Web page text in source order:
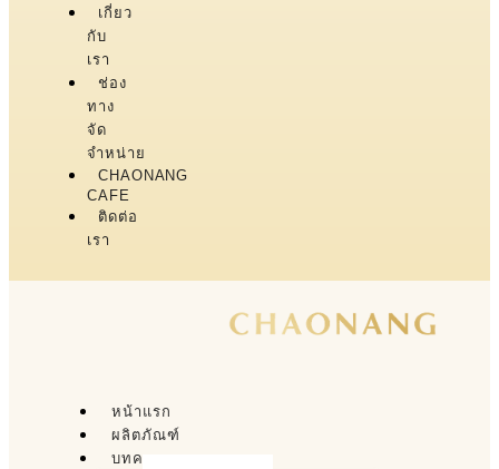
เกี่ยว
กับ
เรา
ช่อง
ทาง
จัด
จำหน่าย
CHAONANG
CAFE
ติดต่อ
เรา
หน้าแรก
ผลิตภัณฑ์
บทความ